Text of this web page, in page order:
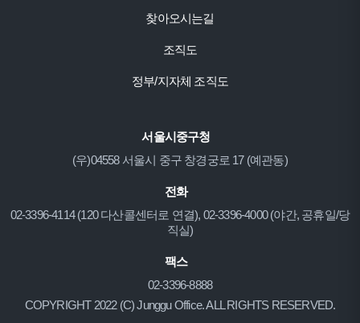
찾아오시는길
조직도
정부/지자체 조직도
서울시중구청
(우)04558 서울시 중구 창경궁로 17 (예관동)
전화
02-3396-4114 (120 다산콜센터로 연결), 02-3396-4000 (야간, 공휴일/당
직실)
팩스
02-3396-8888
COPYRIGHT 2022 (C) Junggu Office. ALL RIGHTS RESERVED.